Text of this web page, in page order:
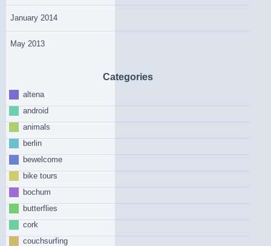
January 2014
May 2013
Categories
altena
android
animals
berlin
bewelcome
bike tours
bochum
butterflies
cork
couchsurfing